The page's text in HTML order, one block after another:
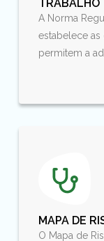
TRABALHO
A Norma
estabelece
permitem a
MAPA DE
O Mapa de